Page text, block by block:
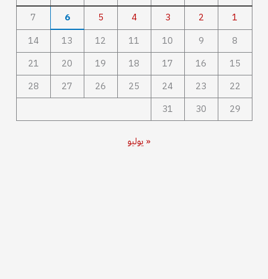
1
2
3
4
5
6
7
8
9
10
11
12
13
14
15
16
17
18
19
20
21
22
23
24
25
26
27
28
29
30
31
« يوليو